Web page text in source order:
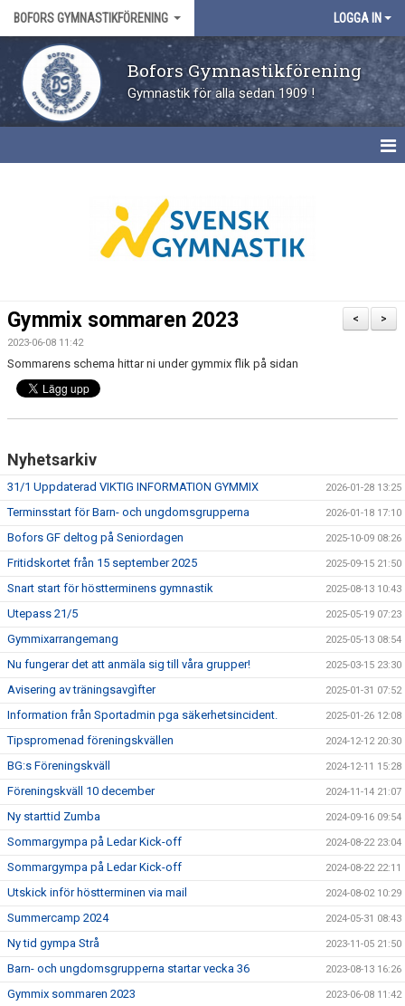
BOFORS GYMNASTIKFÖRENING LOGGA IN
Bofors Gymnastikförening
Gymnastik för alla sedan 1909 !
PRISER
FRITIDSKORTET
VANLIGA FRÅGOR
VÅRA HALLAR
IDROTTSFRITIDS
NYHETER
BG SHOP
>
<
Gymmix sommaren 2023
2023-06-08 11:42
Sommarens schema hittar ni under gymmix flik på sidan
Nyhetsarkiv
31/1 Uppdaterad VIKTIG INFORMATION GYMMIX 2026-01-28 13:25
Terminsstart för Barn- och ungdomsgrupperna 2026-01-18 17:10
Bofors GF deltog på Seniordagen 2025-10-09 08:26
Fritidskortet från 15 september 2025 2025-09-15 21:50
Snart start för höstterminens gymnastik 2025-08-13 10:43
Utepass 21/5 2025-05-19 07:23
Gymmixarrangemang 2025-05-13 08:54
Nu fungerar det att anmäla sig till våra grupper! 2025-03-15 23:30
Avisering av träningsavgìfter 2025-01-31 07:52
Information från Sportadmin pga säkerhetsincident. 2025-01-26 12:08
Tipspromenad föreningskvällen 2024-12-12 20:30
BG:s Föreningskväll 2024-12-11 15:28
Föreningskväll 10 december 2024-11-14 21:07
Ny starttid Zumba 2024-09-16 09:54
Sommargympa på Ledar Kick-off 2024-08-22 23:04
Sommargympa på Ledar Kick-off 2024-08-22 22:11
Utskick inför höstterminen via mail 2024-08-02 10:29
Summercamp 2024 2024-05-31 08:43
Ny tid gympa Strå 2023-11-05 21:50
Barn- och ungdomsgrupperna startar vecka 36 2023-08-13 16:26
Gymmix sommaren 2023 2023-06-08 11:42